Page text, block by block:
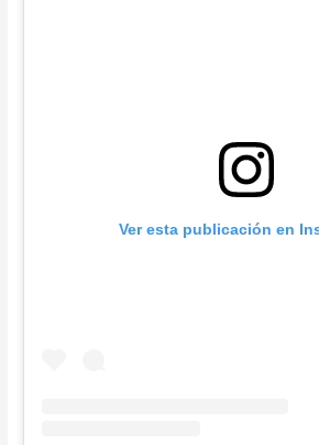
Ver esta publicación en